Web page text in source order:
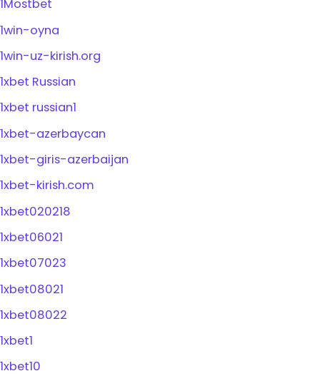
1Mostbet
1win-oyna
1win-uz-kirish.org
1xbet Russian
1xbet russian1
1xbet-azerbaycan
1xbet-giris-azerbaijan
1xbet-kirish.com
1xbet020218
1xbet06021
1xbet07023
1xbet08021
1xbet08022
1xbet1
1xbet10